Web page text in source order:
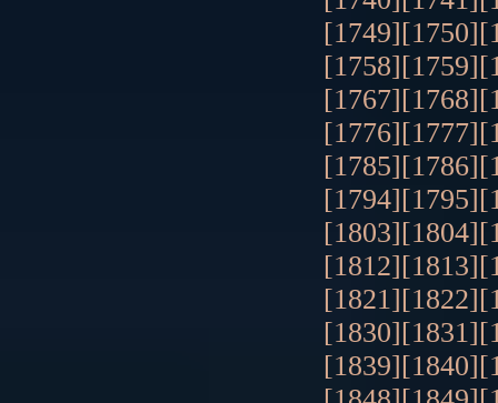
[1749][1750]
[1758][1759]
[1767][1768]
[1776][1777]
[1785][1786]
[1794][1795]
[1803][1804]
[1812][1813]
[1821][1822]
[1830][1831]
[1839][1840]